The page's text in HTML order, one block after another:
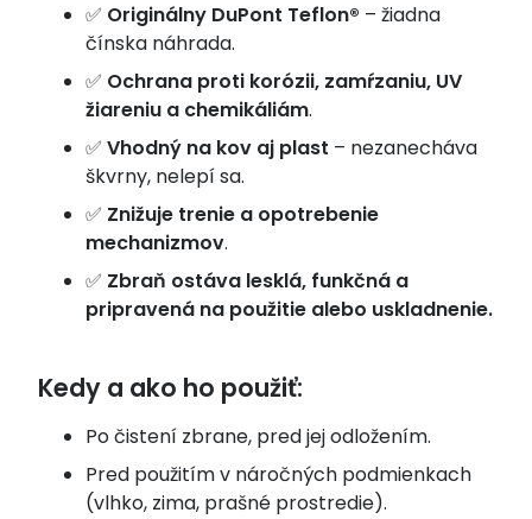
✅ Originálny DuPont Teflon® – žiadna
čínska náhrada.
✅ Ochrana proti korózii, zamŕzaniu, UV
žiareniu a chemikáliám.
✅ Vhodný na kov aj plast – nezanecháva
škvrny, nelepí sa.
✅ Znižuje trenie a opotrebenie
mechanizmov.
✅ Zbraň ostáva lesklá, funkčná a
pripravená na použitie alebo uskladnenie.
Kedy a ako ho použiť:
Po čistení zbrane, pred jej odložením.
Pred použitím v náročných podmienkach
(vlhko, zima, prašné prostredie).